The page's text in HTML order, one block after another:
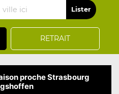
RETRAIT
proche Strasbourg